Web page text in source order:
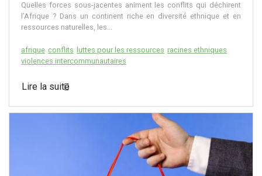
Quelles forces sous-jacentes animent les conflits qui déchirent
l’Afrique ? Dans un continent riche en diversité ethnique et en
ressources naturelles, les...
afrique conflits luttes pour les ressources racines ethniques
violences intercommunautaires
Lire la suite